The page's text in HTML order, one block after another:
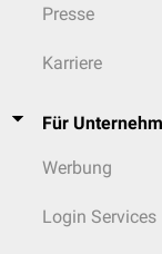
Presse
Karriere
Für
Werbung
Login Services